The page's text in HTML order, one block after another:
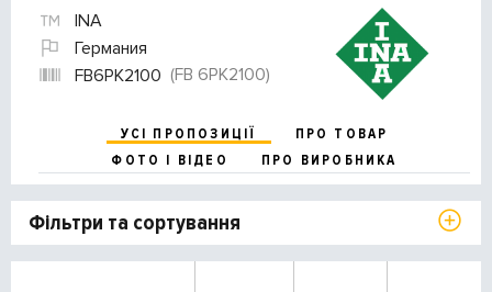
INA
Германия
FB6PK2100 (FB 6PK2100)
УСІ ПРОПОЗИЦІЇ
ПРО ТОВАР
ФОТО І ВІДЕО
ПРО ВИРОБНИКА
Фільтри та сортування